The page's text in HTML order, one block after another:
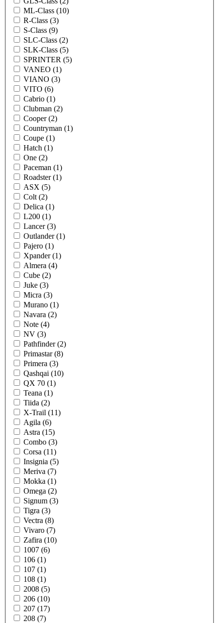
ML-Class (10)
R-Class (3)
S-Class (9)
SLC-Class (2)
SLK-Class (5)
SPRINTER (5)
VANEO (1)
VIANO (3)
VITO (6)
Cabrio (1)
Clubman (2)
Cooper (2)
Countryman (1)
Coupe (1)
Hatch (1)
One (2)
Paceman (1)
Roadster (1)
ASX (5)
Colt (2)
Delica (1)
L200 (1)
Lancer (3)
Outlander (1)
Pajero (1)
Xpander (1)
Almera (4)
Cube (2)
Juke (3)
Micra (3)
Murano (1)
Navara (2)
Note (4)
NV (3)
Pathfinder (2)
Primastar (8)
Primera (3)
Qashqai (10)
QX 70 (1)
Teana (1)
Tiida (2)
X-Trail (11)
Agila (6)
Astra (15)
Combo (3)
Corsa (11)
Insignia (5)
Meriva (7)
Mokka (1)
Omega (2)
Signum (3)
Tigra (3)
Vectra (8)
Vivaro (7)
Zafira (10)
1007 (6)
106 (1)
107 (1)
108 (1)
2008 (5)
206 (10)
207 (17)
208 (7)